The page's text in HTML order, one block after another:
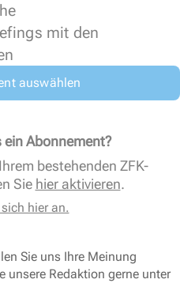
mit den
auswählen
ein Abonnement?
bestehenden ZFK-
Sie hier aktivieren.
hier an.
Sie uns Ihre Meinung
unsere Redaktion gerne unter